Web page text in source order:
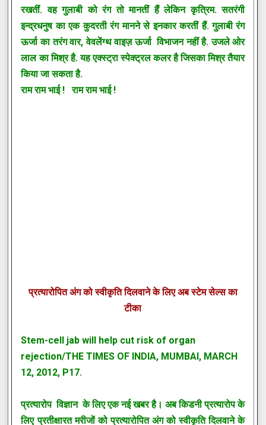
रखतीं. वह गुलाबी को रंग तो मानतीं हैं लेकिन कृत्रिम. सतरंगी
इन्द्रधनुष का एक कुदरती रंग मानने से इनकार करतीं हैं. गुलाबी रंग
ऊर्जा का तरंग वार, वेवलेंग्थ वाइज़ ऊर्जा विभाजन नहीं है. उजले ओर
लाल का मिश्र है. यह एक्स्ट्रा स्पेक्ट्रल कलर है जिसका मिश्र तैयार
किया जा सकता है.
राम राम भाई ! राम राम भाई !
प्रत्यारोपित अंग को स्वीकृति दिलवाने के लिए अब स्टेम सेल्स का
टीका
Stem-cell jab will help cut risk of organ
rejection/THE TIMES OF INDIA, MUMBAI, MARCH
12, 2012, P17.
प्रत्यारोप विज्ञान के लिए एक नई खबर है। अब किडनी प्रत्यारोप के
लिए प्रतीक्षारत मरीजों को प्रत्यारोपित अंग को स्वीकृति दिलवाने के